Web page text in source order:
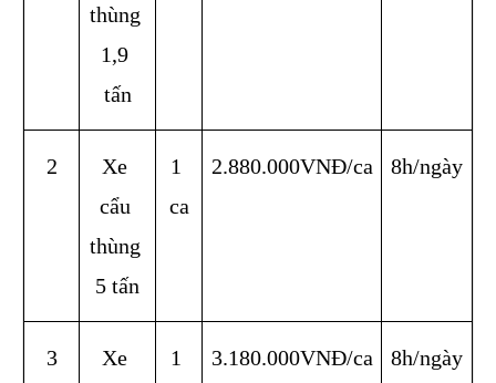
thùng
1,9
tấn
2
Xe
cẩu
thùng
5 tấn
1
ca
2.880.000VNĐ/ca 8h/ngày
3
Xe
1
3.180.000VNĐ/ca 8h/ngày